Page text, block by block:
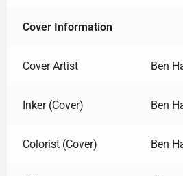
Cover Information
Cover Artist Ben
Inker (Cover) Ben
Colorist (Cover) Ben